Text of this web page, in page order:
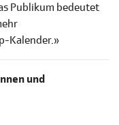
Publikum bedeutet
Kalender.»
und